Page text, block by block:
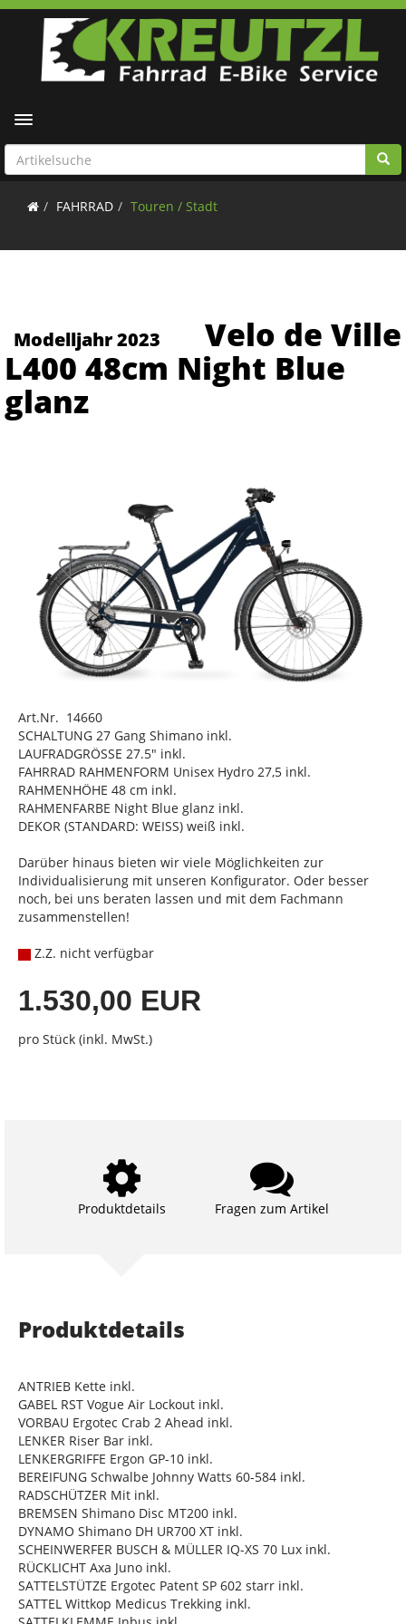
Toggle navigation
FAHRRAD Touren / Stadt
Modelljahr 2023
Velo de Ville
L400 48cm Night Blue
glanz
Art.Nr. 14660
SCHALTUNG 27 Gang Shimano inkl.
LAUFRADGRÖSSE 27.5" inkl.
FAHRRAD RAHMENFORM Unisex Hydro 27,5 inkl.
RAHMENHÖHE 48 cm inkl.
RAHMENFARBE Night Blue glanz inkl.
DEKOR (STANDARD: WEISS) weiß inkl.
Darüber hinaus bieten wir viele Möglichkeiten zur
Individualisierung mit unseren Konfigurator. Oder besser
noch, bei uns beraten lassen und mit dem Fachmann
zusammenstellen!
Z.Z. nicht verfügbar
1.530,00 EUR
pro Stück (inkl. MwSt.)
Produktdetails Fragen zum Artikel
Produktdetails
ANTRIEB Kette inkl.
GABEL RST Vogue Air Lockout inkl.
VORBAU Ergotec Crab 2 Ahead inkl.
LENKER Riser Bar inkl.
LENKERGRIFFE Ergon GP-10 inkl.
BEREIFUNG Schwalbe Johnny Watts 60-584 inkl.
RADSCHÜTZER Mit inkl.
BREMSEN Shimano Disc MT200 inkl.
DYNAMO Shimano DH UR700 XT inkl.
SCHEINWERFER BUSCH & MÜLLER IQ-XS 70 Lux inkl.
RÜCKLICHT Axa Juno inkl.
SATTELSTÜTZE Ergotec Patent SP 602 starr inkl.
SATTEL Wittkop Medicus Trekking inkl.